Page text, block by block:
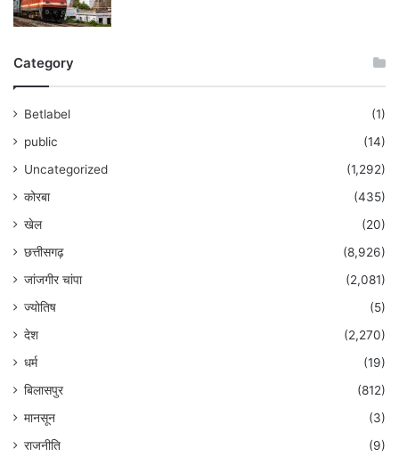
Category
Betlabel
(1)
public
(14)
Uncategorized
(1,292)
कोरबा
(435)
खेल
(20)
छत्तीसगढ़
(8,926)
जांजगीर चांपा
(2,081)
ज्योतिष
(5)
देश
(2,270)
धर्म
(19)
बिलासपुर
(812)
मानसून
(3)
राजनीति
(9)